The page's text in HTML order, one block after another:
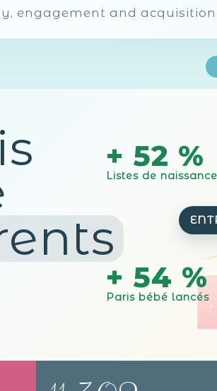
engagement and
+ 52 %
Listes de naissance
+ 54 %
Paris bébé lancés